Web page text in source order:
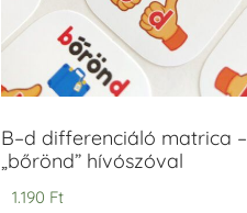
B–d differenciáló matrica –
„bőrönd” hívószóval
1.190 Ft